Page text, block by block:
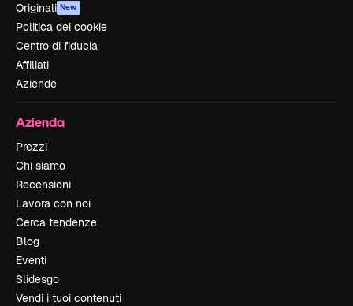
Originali New
Politica dei cookie
Centro di fiducia
Affiliati
Aziende
Azienda
Prezzi
Chi siamo
Recensioni
Lavora con noi
Cerca tendenze
Blog
Eventi
Slidesgo
Vendi i tuoi contenuti